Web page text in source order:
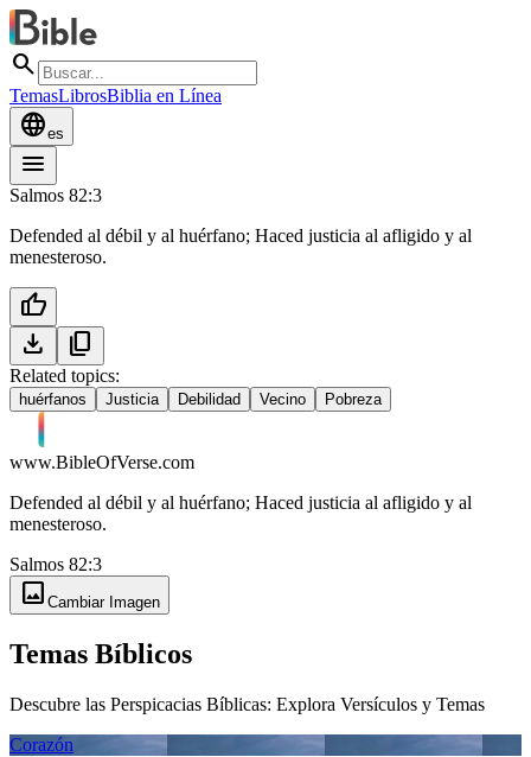
search
TemasLibrosBiblia en Línea
languagees
menu
Salmos 82:3
Defended al débil y al huérfano; Haced justicia al afligido y al
menesteroso.
thumb_up
download
content_copy
Related topics:
huérfanos Justicia Debilidad Vecino Pobreza
www.BibleOfVerse.com
Defended al débil y al huérfano; Haced justicia al afligido y al
menesteroso.
Salmos 82:3
image Cambiar Imagen
Temas Bíblicos
Descubre las Perspicacias Bíblicas: Explora Versículos y Temas
Corazón